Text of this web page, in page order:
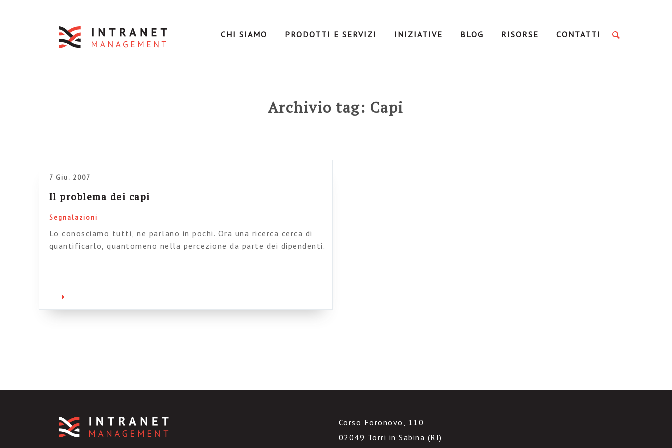
CHI SIAMO PRODOTTI E SERVIZI INIZIATIVE BLOG RISORSE CONTATTI
Archivio tag: Capi
7 Giu. 2007
Il problema dei capi
Segnalazioni
Lo conosciamo tutti, ne parlano in pochi. Ora una ricerca cerca di
quantificarlo, quantomeno nella percezione da parte dei dipendenti.
Corso Foronovo, 110
02049 Torri in Sabina (RI)